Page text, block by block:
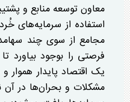
معاون توسعه منابع و
استفاده از
مجامع از سوی چند
فرصتی را بوجود
یک اقتصاد پایدار هموار
مشکلات و بحران‌ها در آن